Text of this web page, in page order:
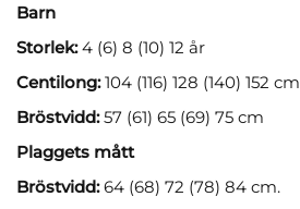
Barn
Storlek:4 (6) 8 (10) 12 år
Centilong:104 (116) 128 (140) 152 cm
Bröstvidd:57 (61) 65 (69) 75 cm
Plaggets mått
Bröstvidd:64 (68) 72 (78) 84 cm.